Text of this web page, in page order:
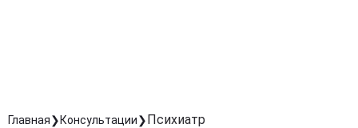
Главная Консультации Психиатр